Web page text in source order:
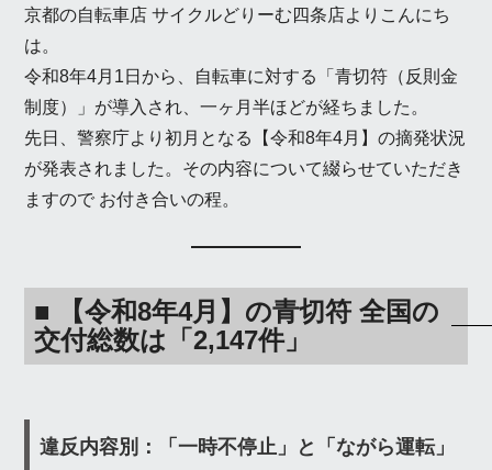
京都の自転車店 サイクルどりーむ四条店よりこんにち
は。
令和8年4月1日から、自転車に対する「青切符（反則金
制度）」が導入され、一ヶ月半ほどが経ちました。
先日、警察庁より初月となる【令和8年4月】の摘発状況
が発表されました。その内容について綴らせていただき
ますので お付き合いの程。
■ 【令和8年4月】の青切符 全国の
交付総数は「2,147件」
違反内容別：「一時不停止」と「ながら運転」